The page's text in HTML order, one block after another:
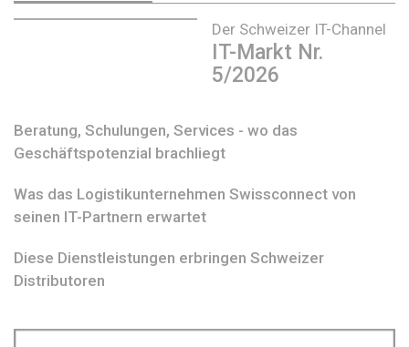
Der Schweizer IT-Channel
IT-Markt Nr.
5/2026
Beratung, Schulungen, Services - wo das
Geschäftspotenzial brachliegt
Was das Logistikunternehmen Swissconnect von
seinen IT-Partnern erwartet
Diese Dienstleistungen erbringen Schweizer
Distributoren